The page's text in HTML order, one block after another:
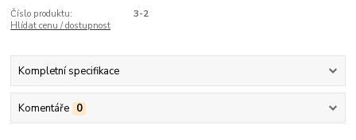
Číslo produktu:
3-2
Hlídat cenu / dostupnost
Kompletní specifikace
Komentáře 0